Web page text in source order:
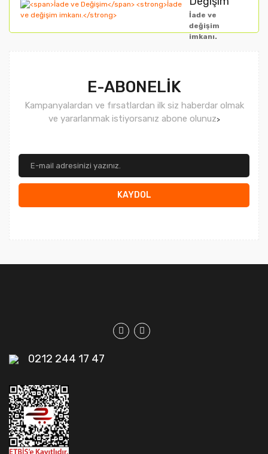
İade ve
değişim
imkanı.
E-ABONELİK
Kampanyalardan ve fırsatlardan ilk siz haberdar olmak
ve yararlanmak istiyorsanız abone olunuz>
KAYDOL
0212 244 17 47